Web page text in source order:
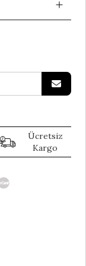
Ücretsiz
Kargo